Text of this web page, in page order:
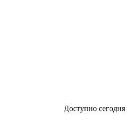
Доступно сегодня